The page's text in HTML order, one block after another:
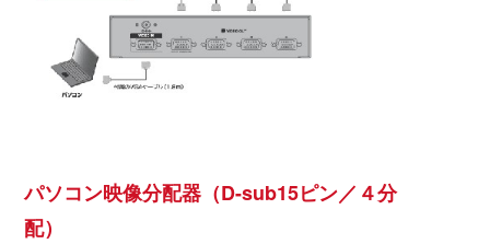
パソコン映像分配器（D-sub15ピン／４分
配）